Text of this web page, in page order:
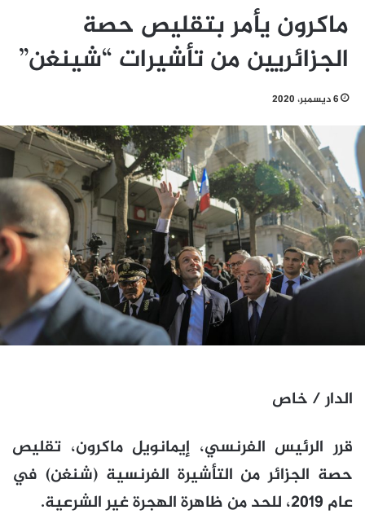
ماكرون يأمر بتقليص حصة
الجزائريين من تأشيرات “شينغن”
6 ديسمبر، 2020
الدار / خاص
قرر الرئيس الفرنسي، إيمانويل ماكرون، تقليص
حصة الجزائر من التأشيرة الفرنسية (شنغن) في
عام 2019، للحد من ظاهرة الهجرة غير الشرعية.